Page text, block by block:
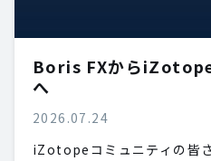
Boris FXから
へ
2026.07.24
iZotopeコミュニティの皆